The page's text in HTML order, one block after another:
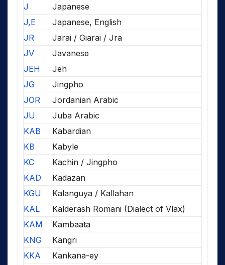
J
Japanese
J,E
Japanese, English
JR
Jarai / Giarai / Jra
JV
Javanese
JEH
Jeh
JG
Jingpho
JOR
Jordanian Arabic
JU
Juba Arabic
KAB
Kabardian
KB
Kabyle
KC
Kachin / Jingpho
KAD
Kadazan
KGU
Kalanguya / Kallahan
KAL
Kalderash Romani (Dialect of Vlax)
KAM
Kambaata
KNG
Kangri
KKA
Kankana-ey